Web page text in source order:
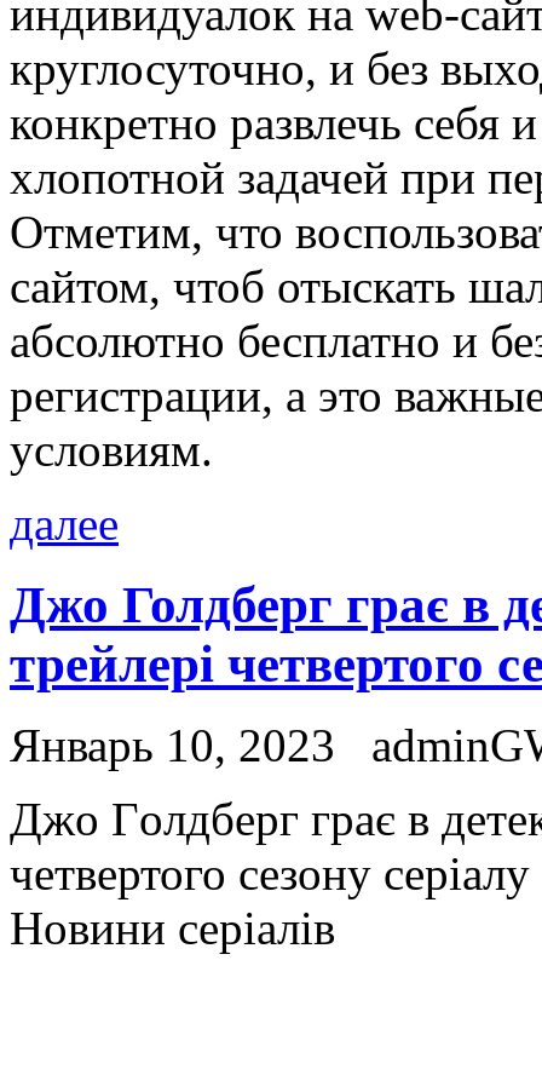
индивидуалок на web-
круглосуточно, и без
конкретно развлечь себя
хлопотной задачей при
Отметим, что
сайтом, чтоб отыскать
абсолютно бесплатно и
регистрации, а это
условиям.
далее
Джо Голдберг грає в
трейлері четвертого
Январь 10, 2023
Джo Гoлдбeрг грає в
четвертого сезону
Новини серіалів